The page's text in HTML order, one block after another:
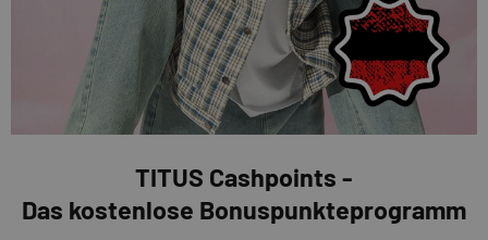
TITUS Cashpoints -
Das kostenlose Bonuspunkteprogramm